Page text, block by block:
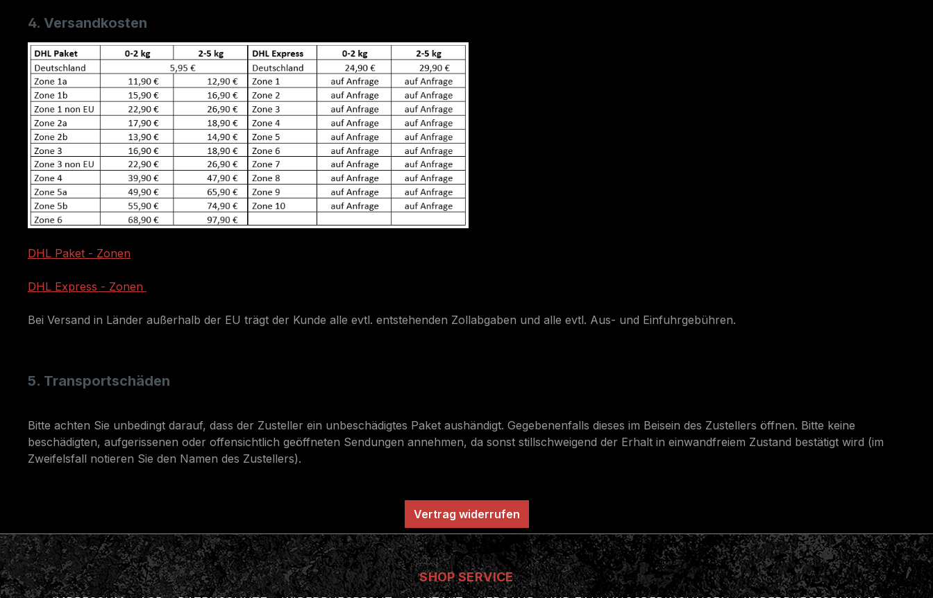
4. Versandkosten
DHL Paket - Zonen
DHL Express - Zonen
Bei Versand in Länder außerhalb der EU trägt der Kunde alle evtl. entstehenden Zollabgaben und alle evtl. Aus- und Einfuhrgebühren.
5. Transportschäden
Bitte achten Sie unbedingt darauf, dass der Zusteller ein unbeschädigtes Paket aushändigt. Gegebenenfalls dieses im Beisein des Zustellers öffnen. Bitte keine
beschädigten, aufgerissenen oder offensichtlich geöffneten Sendungen annehmen, da sonst stillschweigend der Erhalt in einwandfreiem Zustand bestätigt wird (im
Zweifelsfall notieren Sie den Namen des Zustellers).
Vertrag widerrufen
SHOP SERVICE